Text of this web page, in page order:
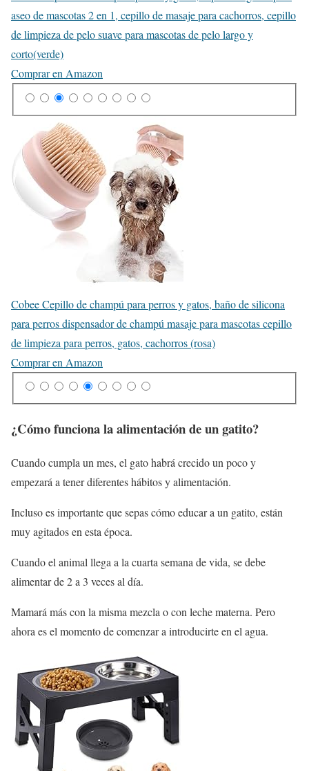
aseo de mascotas 2 en 1, cepillo de masaje para cachorros, cepillo
de limpieza de pelo suave para mascotas de pelo largo y
corto(verde)
Comprar en Amazon
Cobee Cepillo de champú para perros y gatos, baño de silicona
para perros dispensador de champú masaje para mascotas cepillo
de limpieza para perros, gatos, cachorros (rosa)
Comprar en Amazon
¿Cómo funciona la alimentación de un gatito?
Cuando cumpla un mes, el gato habrá crecido un poco y
empezará a tener diferentes hábitos y alimentación.
Incluso es importante que sepas cómo educar a un gatito, están
muy agitados en esta época.
Cuando el animal llega a la cuarta semana de vida, se debe
alimentar de 2 a 3 veces al día.
Mamará más con la misma mezcla o con leche materna. Pero
ahora es el momento de comenzar a introducirte en el agua.